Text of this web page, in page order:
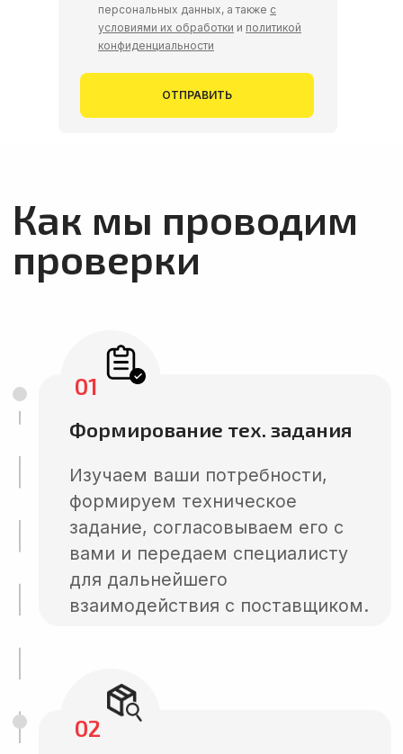
персональных данных, а также с
условиями их обработки и политикой
конфиденциальности
ОТПРАВИТЬ
задание, согласовываем его с
вами и передаем специалисту
для дальнейшего
взаимодействия с поставщиком.
Выезд на фабрику в КНР
Проверяем производство,
осматриваем офис и
производственные помещения,
знакомимся с руководством
убеждается в отсутствии
причин для несоблюдения
договора и контракта,
03